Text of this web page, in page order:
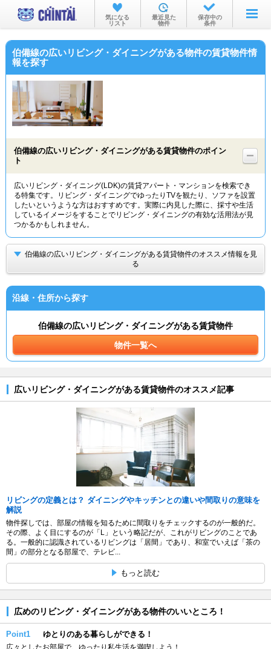
お部屋を探す
沿線・駅から
不動産会社から
気になる
リスト
最近見た
物件
保存中の
条件
伯備線の広いリビング・ダイニングがある物件の賃貸物件情
報を探す
伯備線の広いリビング・ダイニングがある賃貸物件のポイン
ト
広いリビング・ダイニング(LDK)の賃貸アパート・マンションを検索でき
る特集です。リビング・ダイニングでゆったりTVを観たり、ソファを設置
したいというような方はおすすめです。実際に内見した際に、採寸や生活
しているイメージをすることでリビング・ダイニングの有効な活用法が見
つかるかもしれません。
伯備線の広いリビング・ダイニングがある賃貸物件のオススメ情報を見
る
沿線・住所から探す
伯備線の広いリビング・ダイニングがある賃貸物件
物件一覧へ
広いリビング・ダイニングがある賃貸物件のオススメ記事
リビングの定義とは？ ダイニングやキッチンとの違いや間取りの意味を
解説
物件探しでは、部屋の情報を知るために間取りをチェックするのが一般的だ。
その際、よく目にするのが「L」という略記だが、これがリビングのことであ
る。一般的に認識されているリビングは「居間」であり、和室でいえば「茶の
間」の部分となる部屋で、テレビ...
もっと読む
広めのリビング・ダイニングがある物件のいいところ！
Point1 ゆとりのある暮らしができる！
広々としたお部屋で、ゆったり私生活を満喫しよう！